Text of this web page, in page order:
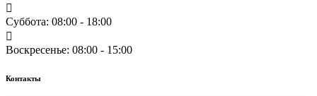
Суббота: 08:00 - 18:00
Воскресенье: 08:00 - 15:00
Контакты